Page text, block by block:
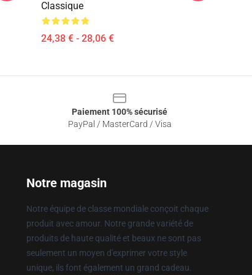
Classique
24,38 € - 28,06 €
Paiement 100% sécurisé
PayPal / MasterCard / Visa
Notre magasin
Notre équipe de classe mondiale conçoit chaque
produit avec amour. Notre grande variété de
produits de haute qualité et beaux ne sont pas
seulement un moyen d'exprimer votre style
unique, ils font également un grand cadeau.